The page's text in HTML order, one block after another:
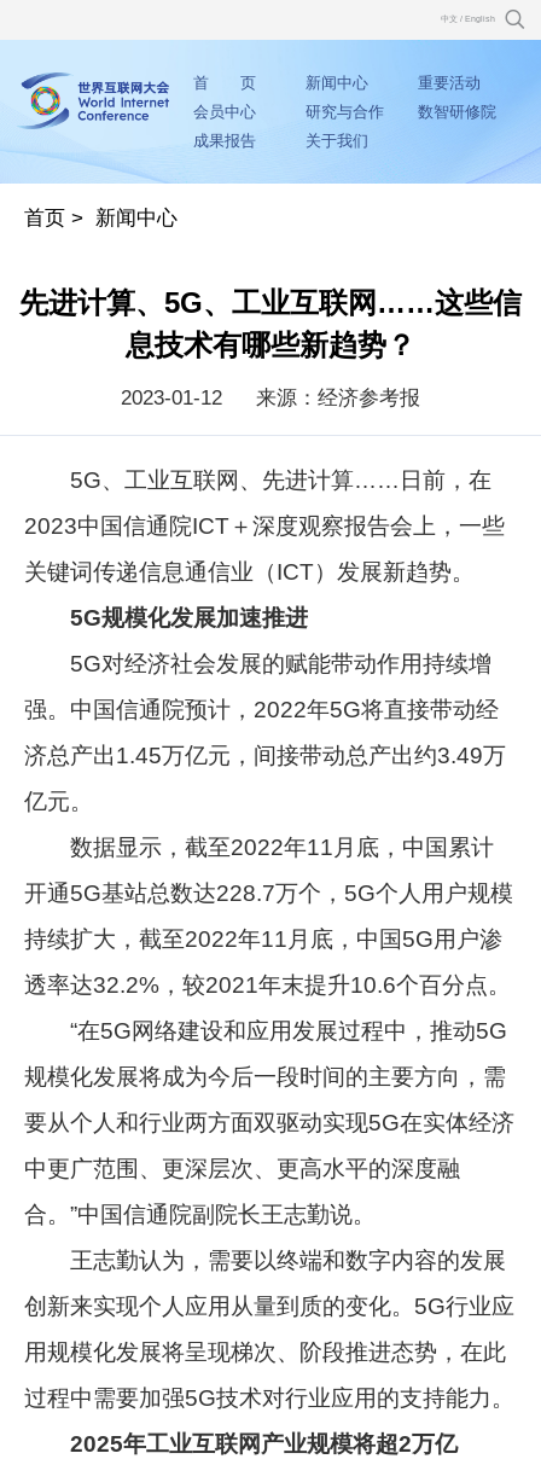
中文 / English
首 页 新闻中心
重要活动
会员中心
研究与合作
数智研修院
成果报告
关于我们
首页 > 新闻中心
先进计算、5G、工业互联网……这些信
息技术有哪些新趋势？
2023-01-12 来源：经济参考报
5G、工业互联网、先进计算……日前，在
2023中国信通院ICT＋深度观察报告会上，一些
关键词传递信息通信业（ICT）发展新趋势。
5G规模化发展加速推进
5G对经济社会发展的赋能带动作用持续增
强。中国信通院预计，2022年5G将直接带动经
济总产出1.45万亿元，间接带动总产出约3.49万
亿元。
数据显示，截至2022年11月底，中国累计
开通5G基站总数达228.7万个，5G个人用户规模
持续扩大，截至2022年11月底，中国5G用户渗
透率达32.2%，较2021年末提升10.6个百分点。
“在5G网络建设和应用发展过程中，推动5G
规模化发展将成为今后一段时间的主要方向，需
要从个人和行业两方面双驱动实现5G在实体经济
中更广范围、更深层次、更高水平的深度融
合。”中国信通院副院长王志勤说。
王志勤认为，需要以终端和数字内容的发展
创新来实现个人应用从量到质的变化。5G行业应
用规模化发展将呈现梯次、阶段推进态势，在此
过程中需要加强5G技术对行业应用的支持能力。
2025年工业互联网产业规模将超2万亿